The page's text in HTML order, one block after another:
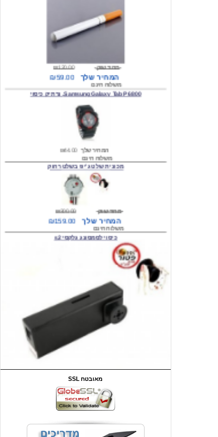
₪120.00
משלוח חינם
Samsung Galaxy Tab P6800, נרתיק כיסוי
המחיר שלך
משלוח חינם
₪300.00 מחיר שוק
₪159.00
כיסוי לסמסונג גלקסי s2
₪59.00
₪90.00 מחיר שוק
₪44.00 המחיר שלך
SSL מאובטח